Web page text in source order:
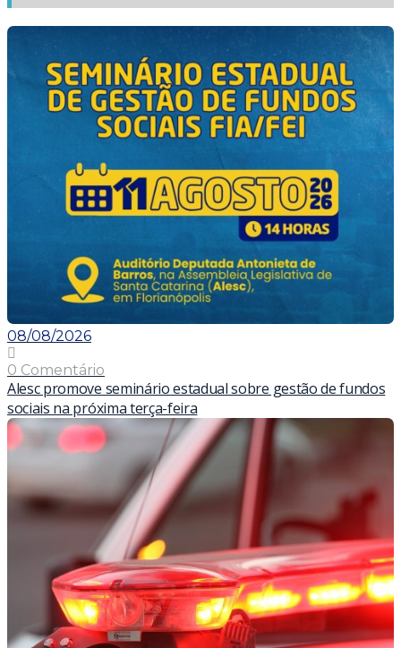
08/08/2026
0 Comentário
Alesc promove seminário estadual sobre gestão de fundos
sociais na próxima terça-feira